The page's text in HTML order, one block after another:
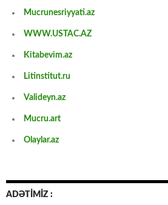
Mucrunesriyyati.az
WWW.USTAC.AZ
Kitabevim.az
Litinstitut.ru
Valideyn.az
Mucru.art
Olaylar.az
ADƏTİMİZ :